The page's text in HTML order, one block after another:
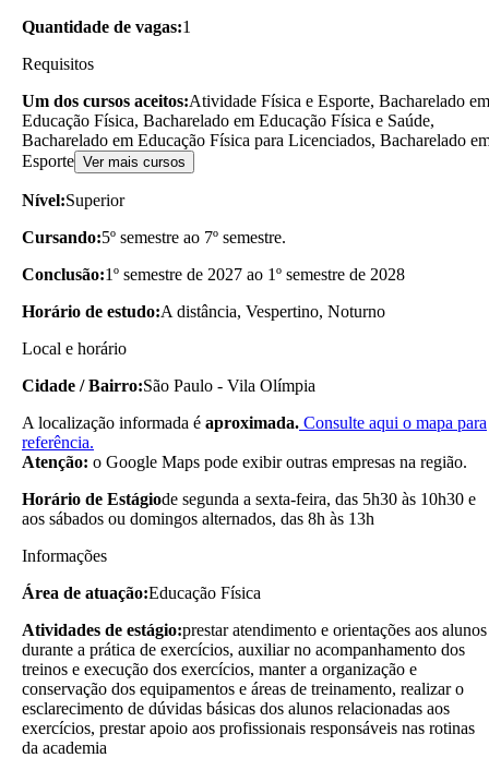
Quantidade de vagas:1
Requisitos
Um dos cursos aceitos:Atividade Física e Esporte, Bacharelado em
Educação Física, Bacharelado em Educação Física e Saúde,
Bacharelado em Educação Física para Licenciados, Bacharelado
Esporte Ver mais cursos
Nível:Superior
Cursando:5º semestre ao 7º semestre.
Conclusão:1º semestre de 2027 ao 1º semestre de 2028
Horário de estudo:A distância, Vespertino, Noturno
Local e horário
Cidade / Bairro:São Paulo - Vila Olímpia
A localização informada é aproximada. Consulte aqui o mapa para
referência.
Atenção: o Google Maps pode exibir outras empresas na região.
Horário de Estágiode segunda a sexta-feira, das 5h30 às 10h30 e
aos sábados ou domingos alternados, das 8h às 13h
Informações
Área de atuação:Educação Física
Atividades de estágio:prestar atendimento e orientações aos alunos
durante a prática de exercícios, auxiliar no acompanhamento dos
treinos e execução dos exercícios, manter a organização e
conservação dos equipamentos e áreas de treinamento, realizar o
esclarecimento de dúvidas básicas dos alunos relacionadas aos
exercícios, prestar apoio aos profissionais responsáveis nas rotinas
da academia